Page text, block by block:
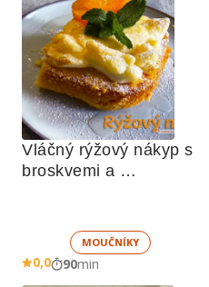
Vláčný rýžový nákyp s
broskvemi a
MOUČNÍKY
0,0 90min